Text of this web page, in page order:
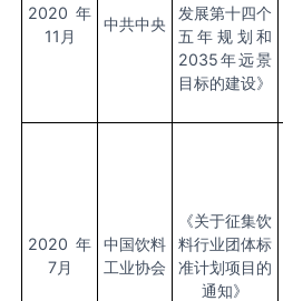
2020年
11月
中共中央
发展第十四个
五年规划和
2035年远景
目标的建设》
2020年
7月
中国饮料
工业协会
《关于征集饮
料行业团体标
准计划项目的
通知》